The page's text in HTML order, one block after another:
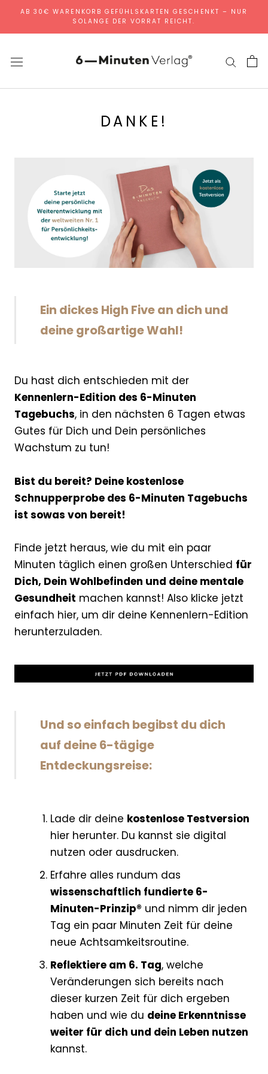
DirektAB 30€ WARENKORB GEFÜHLSKARTEN GESCHENKT – NUR
SOLANGE DER VORRAT REICHT.
DANKE!
Ein dickes High Five an dich und
deine großartige Wahl!
Du hast dich entschieden mit der
Kennenlern-Edition des 6-Minuten
Tagebuchs, in den nächsten 6 Tagen etwas
Gutes für Dich und Dein persönliches
Wachstum zu tun!
Bist du bereit? Deine kostenlose
Schnupperprobe des 6-Minuten Tagebuchs
ist sowas von bereit!
Finde jetzt heraus, wie du mit ein paar
Minuten täglich einen großen Unterschied für
Dich, Dein Wohlbefinden und deine mentale
Gesundheit machen kannst! Also klicke jetzt
einfach hier, um dir deine Kennenlern-Edition
herunterzuladen.
Und so einfach begibst du dich
auf deine 6-tägige
Entdeckungsreise:
Lade dir deine kostenlose Testversion
hier herunter. Du kannst sie digital
nutzen oder ausdrucken.
Erfahre alles rundum das
wissenschaftlich fundierte 6-
Minuten-Prinzip® und nimm dir jeden
Tag ein paar Minuten Zeit für deine
neue Achtsamkeitsroutine.
Reflektiere am 6. Tag, welche
Veränderungen sich bereits nach
dieser kurzen Zeit für dich ergeben
haben und wie du deine Erkenntnisse
weiter für dich und dein Leben nutzen
kannst.